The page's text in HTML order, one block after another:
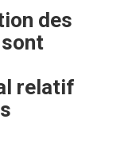
des
relatif